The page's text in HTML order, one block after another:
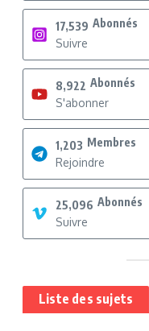
17,539 Abonnés
Suivre
8,922 Abonnés
S'abonner
1,203 Membres
Rejoindre
25,096 Abonnés
Suivre
Liste des sujets